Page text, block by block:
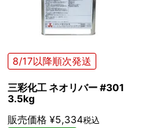
8/17以降順次発送
三彩化工 ネオリバー #301
3.5kg
販売価格 ¥5,334税込